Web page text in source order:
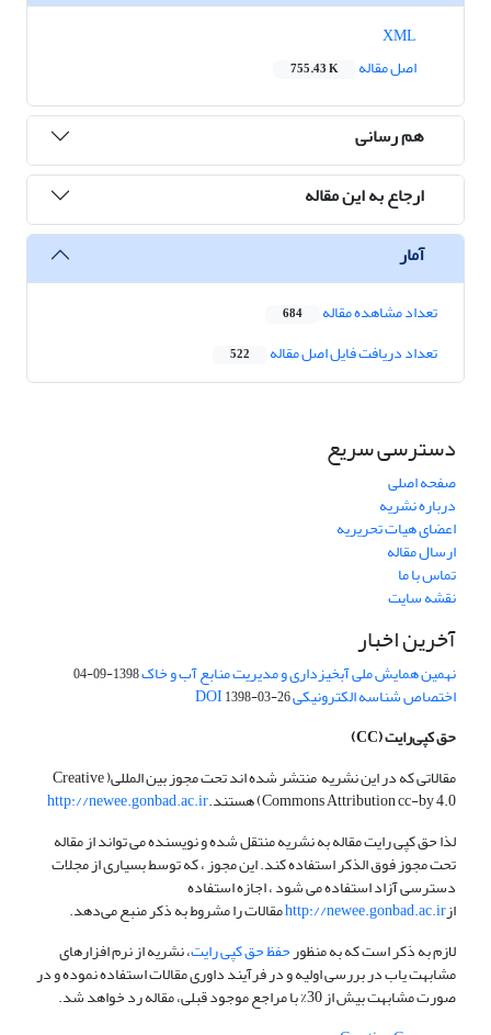
اصل مقاله
755.43 K
هم رسانی
ارجاع به این مقاله
آمار
تعداد مشاهده مقاله 684
تعداد دریافت فایل اصل مقاله 522
دسترسی سریع
صفحه اصلی
درباره نشریه
اعضای هیات تحریریه
ارسال مقاله
تماس با ما
نقشه سایت
آخرین اخبار
نهمین همایش ملی آبخیزداری و مدیریت منابع آب و خاک1398-09-04
اختصاص شناسه الکترونیکی DOI1398-03-26
حق کپی‌رایت(CC)
مقالاتی که در این نشریه منتشر شده اند تحت مجوز بین المللی( Creative
Commons Attribution cc-by 4.0) هستند.
http://newee.gonbad.ac.ir
لذا حق کپی رایت مقاله به نشریه منتقل شده و نویسنده می تواند از مقاله
تحت مجوز فوق الذکر استفاده کند. این مجوز ، که توسط بسیاری از مجلات
دسترسی آزاد استفاده می شود ، اجازه استفاده
ازhttp://newee.gonbad.ac.irمقالات را مشروط به ذکر منبع می‌دهد.
لازم به ذکر است که به منظورحفظ حق کپی رایت، نشریه از نرم افزارهای
مشابهت یاب در بررسی اولیه و در فرآیند داوری مقالات استفاده نموده و در
صورت مشابهت بیش از 30% با مراجع موجود قبلی، مقاله رد خواهد شد.